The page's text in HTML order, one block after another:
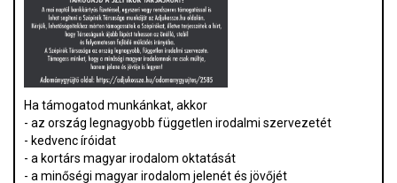
Ha támogatod munkánkat, akkor
- az ország legnagyobb független irodalmi szervezetét
- kedvenc íróidat
- a kortárs magyar irodalom oktatását
- a minőségi magyar irodalom jelenét és jövőjét